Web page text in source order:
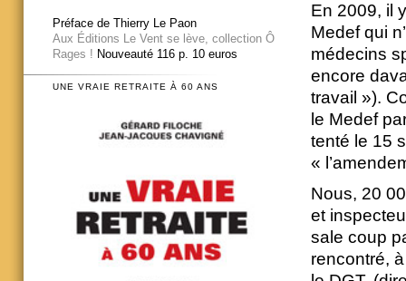
En 2009, il
Medef qui
médecins
encore
travail »).
le Medef
tenté le 15
«
Nous, 20
et
sale coup
rencontré,
Préface de Thierry Le Paon
Aux Éditions Le Vent se lève, collection Ô
Rages ! Nouveauté 116 p. 10 euros
UNE VRAIE RETRAITE À 60 ANS